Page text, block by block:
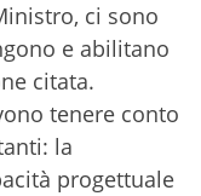
ci sono
e abilitano
citata.
tenere conto
la
progettuale